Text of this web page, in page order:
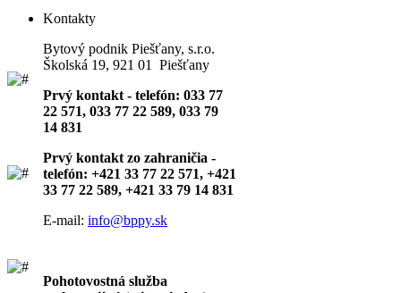
Kontakty
Bytový podnik Piešťany, s.r.o.
Školská 19, 921 01 Piešťany
Prvý kontakt - telefón: 033 77
22 571, 033 77 22 589, 033 79
14 831
Prvý kontakt zo zahraničia -
telefón: +421 33 77 22 571, +421
33 77 22 589, +421 33 79 14 831
E-mail: info@bppy.sk
Pohotovostná služba